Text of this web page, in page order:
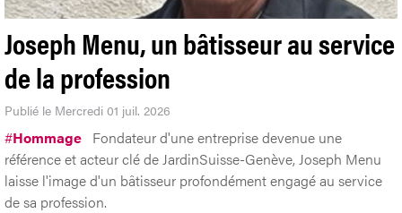
Joseph Menu, un bâtisseur au service
de la profession
Publié le Mercredi 01 juil. 2026
#Hommage Fondateur d'une entreprise devenue une
référence et acteur clé de JardinSuisse-Genève, Joseph Menu
laisse l'image d'un bâtisseur profondément engagé au service
de sa profession.